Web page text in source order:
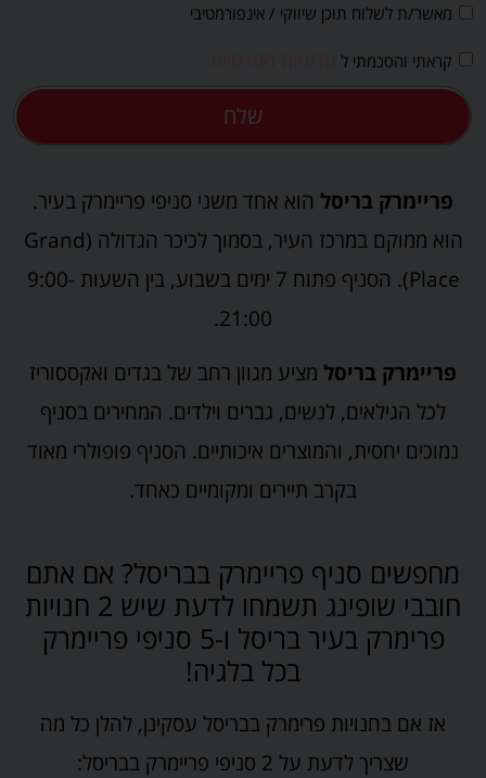
מאשר/ת לשלוח תוכן שיווקי / אינפורמטיבי
קראתי והסכמתי ל
שלח
פריימרק בריסל הוא אחד משני סניפי פריימרק בעיר.
הוא ממוקם במרכז העיר, בסמוך לכיכר הגדולה (Grand
Place). הסניף פתוח 7 ימים בשבוע, בין השעות 9:00-
21:00.
פריימרק בריסל מציע מגוון רחב של בגדים ואקססוריז
לכל הגילאים, לנשים, גברים וילדים. המחירים בסניף
נמוכים יחסית, והמוצרים איכותיים. הסניף פופולרי מאוד
בקרב תיירים ומקומיים כאחד.
מחפשים סניף פריימרק בבריסל? אם אתם
חובבי שופינג תשמחו לדעת שיש 2 חנויות
פרימרק בעיר בריסל ו-5 סניפי פריימרק
בכל בלגיה!
אז אם בחנויות פרימרק בבריסל עסקינן, להלן כל מה
שצריך לדעת על 2 סניפי פריימרק בבריסל: